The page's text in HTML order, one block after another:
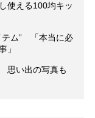
使える100均キッ
テム” 「本当に必
」
思い出の写真も